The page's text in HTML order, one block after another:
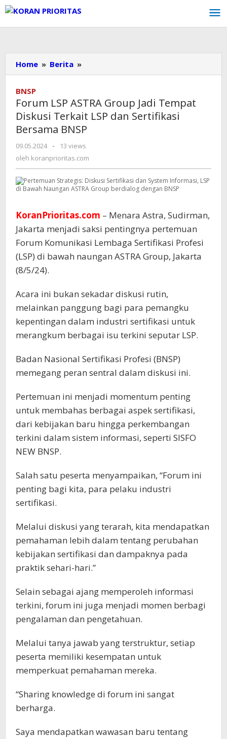
Lewati
konten
Home » Berita »
LSP
Group
Jadi
Tempat
Diskusi
Terkait
Sertifikasi
Bersama
BNSP
Forum LSP ASTRA Group Jadi Tempat
Diskusi Terkait LSP dan Sertifikasi
Bersama BNSP
09.05.2024
oleh
koranprioritas.com
-
13 views
oleh koranprioritas.com
KoranPrioritas.com – Menara Astra, Sudirman,
Jakarta menjadi saksi pentingnya pertemuan
Forum Komunikasi Lembaga Sertifikasi Profesi
(LSP) di bawah naungan ASTRA Group, Jakarta
(8/5/24).
Acara ini bukan sekadar diskusi rutin,
melainkan panggung bagi para pemangku
kepentingan dalam industri sertifikasi untuk
merangkum berbagai isu terkini seputar LSP.
Badan Nasional Sertifikasi Profesi (BNSP)
memegang peran sentral dalam diskusi ini.
Pertemuan ini menjadi momentum penting
untuk membahas berbagai aspek sertifikasi,
dari kebijakan baru hingga perkembangan
terkini dalam sistem informasi, seperti SISFO
NEW BNSP.
Salah satu peserta menyampaikan, “Forum ini
penting bagi kita, para pelaku industri
sertifikasi.
Melalui diskusi yang terarah, kita mendapatkan
pemahaman lebih dalam tentang perubahan
kebijakan sertifikasi dan dampaknya pada
praktik sehari-hari.”
Selain sebagai ajang memperoleh informasi
terkini, forum ini juga menjadi momen berbagi
pengalaman dan pengetahuan.
Melalui tanya jawab yang terstruktur, setiap
peserta memiliki kesempatan untuk
memperkuat pemahaman mereka.
“Sharing knowledge di forum ini sangat
berharga.
Saya mendapatkan wawasan baru tentang